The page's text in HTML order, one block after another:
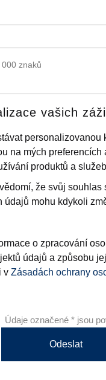
vašich
personalizovanou
na mých preferencích
produktů a
že svůj souhlas
údajů mohu kdykoli
o zpracování
údajů a způsobu
v Zásadách ochrany
Údaje označené * jsou
Odeslat